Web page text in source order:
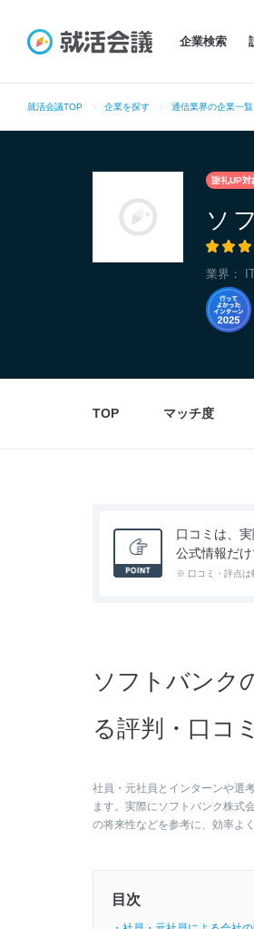
企業検索
就活会議TOP 企業を探す 通信業界の企業一覧
謝礼UP対
ソ
業界：
TOP マッチ度
口コミは、
公式情報だ
※ 口コミ・評点は
ソフトバンク
る評判・口コ
社員・元社員とインターンや選
ます。実際にソフトバンク株式
の将来性などを参考に、効率よ
目次